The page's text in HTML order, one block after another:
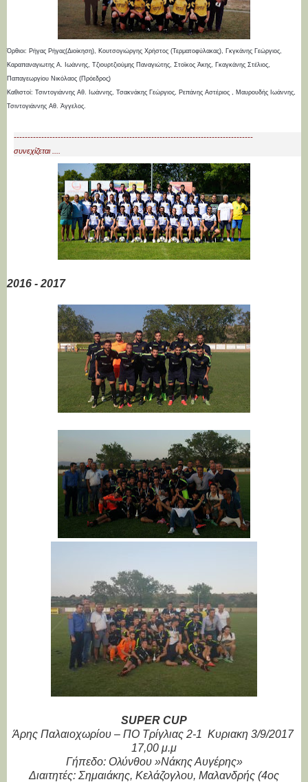
Όρθιοι: Ρήγας Ρήγας(Διοίκηση), Κουτσογιώργης Χρήστος (Τερματοφύλακας), Γκγκάνης Γεώργιος,
Καραπαναγιωτης Α. Ιωάννης, Τζιουρτζιούμης Παναγιώτης, Στοϊκος Άκης, Γκαγκάνης Στέλιος,
Παπαγεωργίου Νικόλαος (Πρόεδρος)
Καθιστοί: Τσιντογιάννης Αθ. Ιωάννης, Τσακνάκης Γεώργιος, Ρεπάνης Αστέριος , Μαυρουδής Ιωάννης,
Τσιντογιάννης Αθ. Άγγελος.
---------------------------------------------------------------------------------------
συνεχίζεται ....
2016 - 2017
SUPER CUP
Άρης Παλαιοχωρίου – ΠΟ Τρίγλιας 2-1 Κυριακη 3/9/2017
17,00 μ.μ
Γήπεδο: Ολύνθου »Νάκης Αυγέρης»
Διαιτητές: Σημαιάκης, Κελάζογλου, Μαλανδρής (4ος